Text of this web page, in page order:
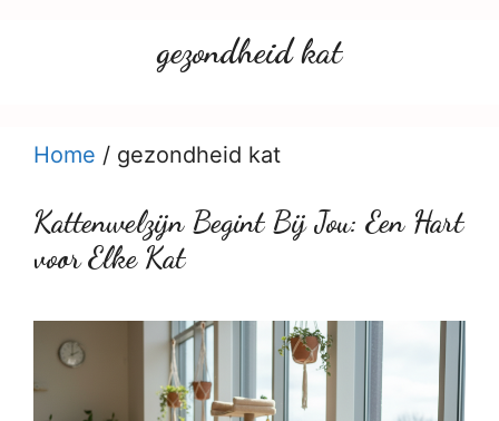
gezondheid kat
Home / gezondheid kat
Kattenwelzijn Begint Bij Jou: Een Hart
voor Elke Kat